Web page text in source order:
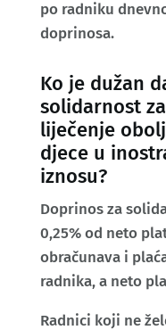
po radniku
doprinosa.
Ko je dužan
solidarnost
liječenje
djece u
iznosu?
Doprinos za
0,25% od neto
obračunava i
radnika, a neto
Radnici koji ne